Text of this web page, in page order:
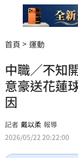
首頁 運動
中職／不知
意豪送花蓮
因
記者 戴以柔 報導
2026/05/22 20:22:00